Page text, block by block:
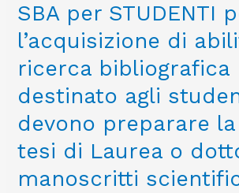
tema
della
alle
mafie
alla
criminalità
pubblicati
SBA per STUDENTI
l’acquisizione di
ricerca bibliografica
destinato agli
devono preparare
tesi di Laurea o
manoscritti
iscrizioni
al
corso
SBA
per
STUDENTI
per
l’acquisizione
di
abilità